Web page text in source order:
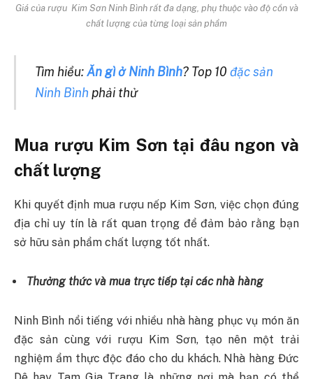
Giá của rượu Kim Sơn Ninh Bình rất đa dạng, phụ thuộc vào độ cồn và
chất lượng của từng loại sản phẩm
Tìm hiểu:Ăn gì ở Ninh Bình? Top 10 đặc sản
Ninh Bình phải thử
Mua rượu Kim Sơn tại đâu ngon và
chất lượng
Khi quyết định mua rượu nếp Kim Sơn, việc chọn đúng
địa chỉ uy tín là rất quan trọng để đảm bảo rằng bạn
sở hữu sản phẩm chất lượng tốt nhất.
Thưởng thức và mua trực tiếp tại các nhà hàng
Ninh Bình nổi tiếng với nhiều nhà hàng phục vụ món ăn
đặc sản cùng với rượu Kim Sơn, tạo nên một trải
nghiệm ẩm thực độc đáo cho du khách. Nhà hàng Đức